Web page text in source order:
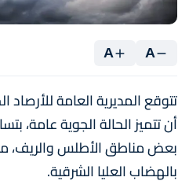
A
A
تتوقع المديرية العامة للأرصاد
أن تتميز الحالة الجوية عامة،
بعض مناطق الأطلس والريف،
بالهضاب العليا الشرقية.